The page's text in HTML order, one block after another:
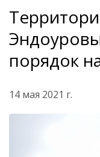
порядок
14 мая 2021 г.